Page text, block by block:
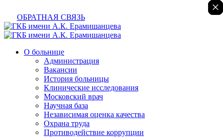
ОБРАТНАЯ СВЯЗЬ
О больнице
Администрация
Вакансии
История больницы
Клинические исследования
Московский врач
Научная база
Независимая оценка качества
Охрана труда
Противодействие коррупции
×
×
×
×
×
×
×